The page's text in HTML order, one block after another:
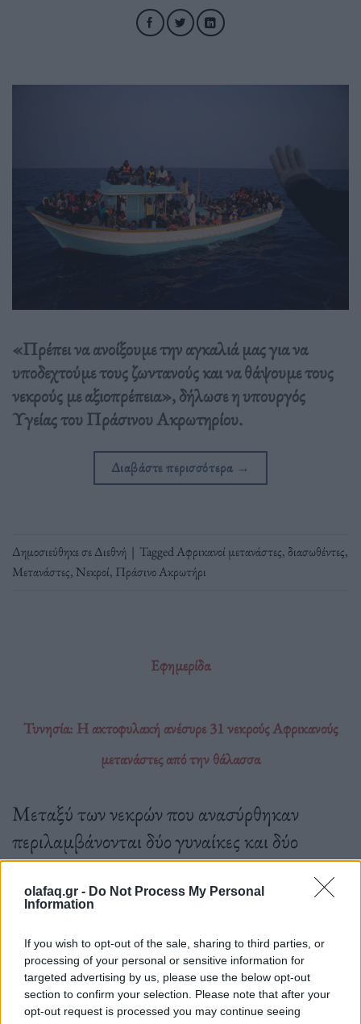
olafaq.gr - Do Not Process My Personal
Information
If you wish to opt-out of the sale, sharing to third parties, or
processing of your personal or sensitive information for
targeted advertising by us, please use the below opt-out
section to confirm your selection. Please note that after your
opt-out request is processed you may continue seeing
«Πρέπει να ανοίξουμε την αγκαλιά μας για να
υποδεχτούμε τους ζωντανούς και να θάψουμε τους
νεκρούς με αξιοπρέπεια», δήλωσε η υπουργός
Υγείας του Πράσινου Ακρωτηρίου.
Διαβάστε περισσότερα →
Δημοσιεύθηκε σεΔιεθνή | TaggedΑφρικανοί μετανάστες,διασωθέντες,
Μετανάστες, Νεκροί, Πράσινο Ακρωτήρι
Εφημερίδα
Τυνησία: Η ακτοφυλακή ανέσυρε 31 νεκρούς Αφρικανούς
μετανάστες από την θάλασσα
Μεταξύ των νεκρών που ανασύρθηκαν
περιλαμβάνονται δύο γυναίκες και δύο
παιδιά.
24.04.2023